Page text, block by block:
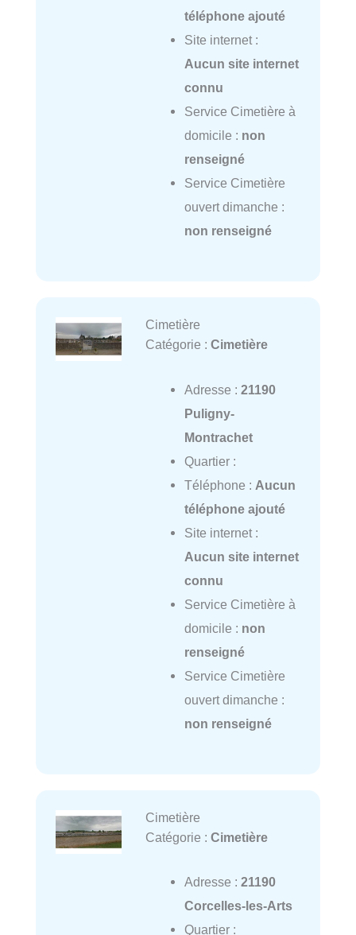
téléphone ajouté
Site internet :
Aucun site internet
connu
Service Cimetière à
domicile : non
renseigné
Service Cimetière
ouvert dimanche :
non renseigné
Cimetière
Catégorie : Cimetière
Adresse : 21190
Puligny-
Montrachet
Quartier :
Téléphone : Aucun
téléphone ajouté
Site internet :
Aucun site internet
connu
Service Cimetière à
domicile : non
renseigné
Service Cimetière
ouvert dimanche :
non renseigné
Cimetière
Catégorie : Cimetière
Adresse : 21190
Corcelles-les-Arts
Quartier :